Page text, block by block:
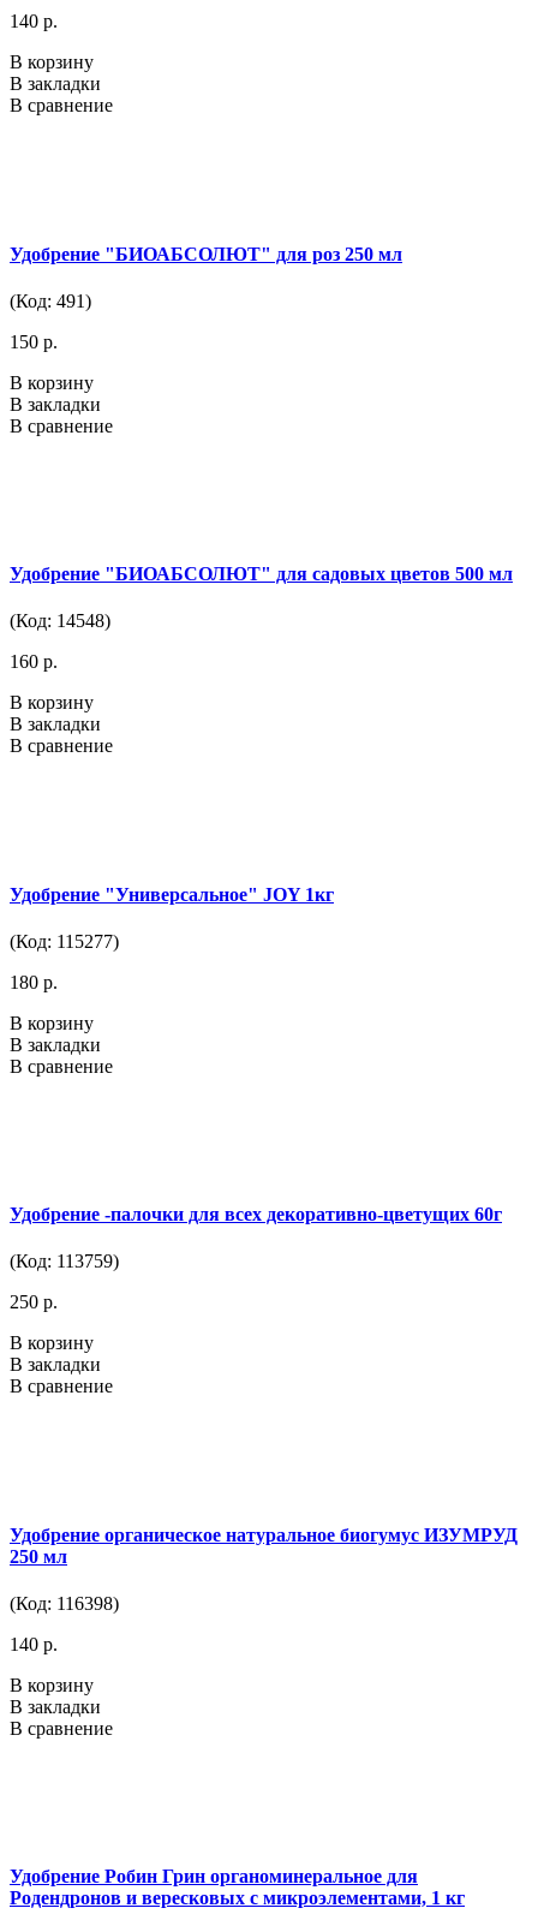
140 р.
В корзину
В закладки
В сравнение
Удобрение "БИОАБСОЛЮТ" для роз 250 мл
(Код: 491)
150 р.
В корзину
В закладки
В сравнение
Удобрение "БИОАБСОЛЮТ" для садовых цветов 500 мл
(Код: 14548)
160 р.
В корзину
В закладки
В сравнение
Удобрение "Универсальное" JOY 1кг
(Код: 115277)
180 р.
В корзину
В закладки
В сравнение
Удобрение -палочки для всех декоративно-цветущих 60г
(Код: 113759)
250 р.
В корзину
В закладки
В сравнение
Удобрение органическое натуральное биогумус ИЗУМРУД
250 мл
(Код: 116398)
140 р.
В корзину
В закладки
В сравнение
Удобрение Робин Грин органоминеральное для
Родендронов и вересковых с микроэлементами, 1 кг